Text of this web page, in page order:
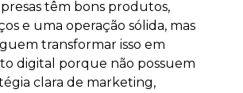
têm bons produtos,
e uma operação sólida, mas
transformar isso em
digital porque não possuem
clara de marketing,